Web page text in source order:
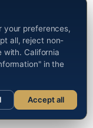
futuros?
establece que
usar
Si usa
your preferences,
all, reject non-
with. California
in the
Accept all
Sections